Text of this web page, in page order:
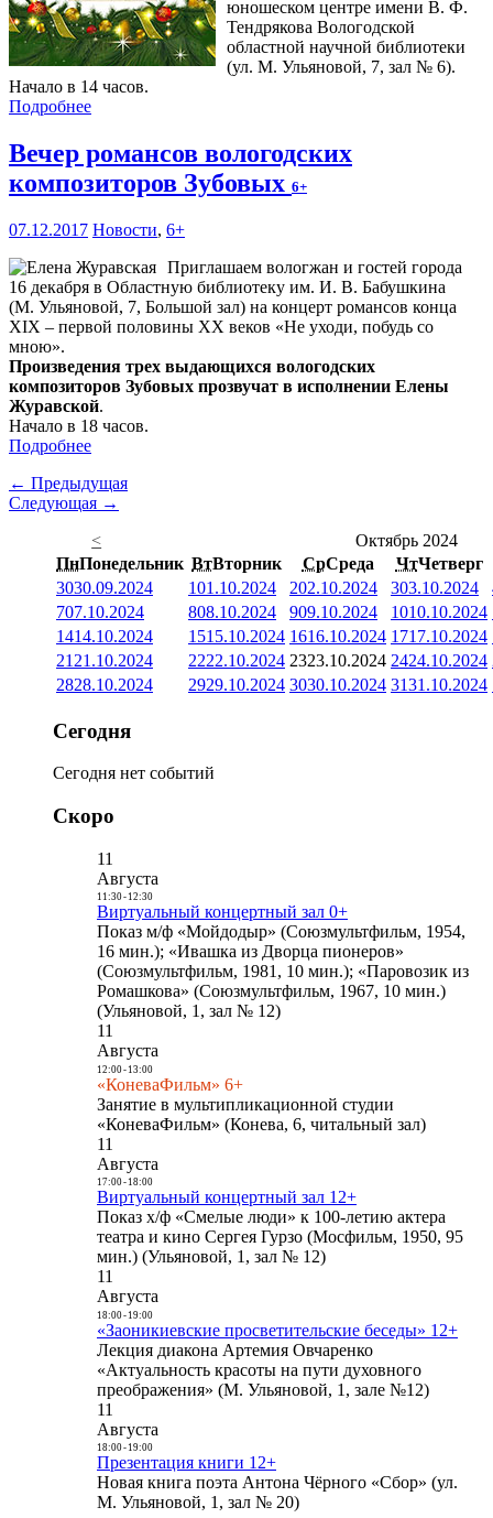
юношеском центре имени В. Ф.
Тендрякова Вологодской
областной научной библиотеки
(ул. М. Ульяновой, 7, зал № 6).
Начало в 14 часов.
Подробнее
Вечер романсов вологодских
композиторов Зубовых 6+
07.12.2017 Новости, 6+
Приглашаем вологжан и гостей города
16 декабря в Областную библиотеку им. И. В. Бабушкина
(М. Ульяновой, 7, Большой зал) на концерт романсов конца
XIX – первой половины XX веков «Не уходи, побудь со
мною».
Произведения трех выдающихся вологодских
композиторов Зубовых прозвучат в исполнении Елены
Журавской.
Начало в 18 часов.
Подробнее
← Предыдущая
Следующая →
<
Октябрь 2024
ПнПонедельник ВтВторник СрСреда ЧтЧетверг
3030.09.2024 101.10.2024 202.10.2024 303.10.2024
707.10.2024 808.10.2024 909.10.2024 1010.10.2024
1414.10.2024 1515.10.2024 1616.10.2024 1717.10.2024
21 21.10.2024 2222.10.2024 2323.10.2024 2424.10.2024
2828.10.2024 2929.10.2024 3030.10.2024 3131.10.2024
Сегодня
Сегодня нет событий
Скоро
11
Августа
11:30- 12:30
Виртуальный концертный зал 0+
Показ м/ф «Мойдодыр» (Союзмультфильм, 1954,
16 мин.); «Ивашка из Дворца пионеров»
(Союзмультфильм, 1981, 10 мин.); «Паровозик из
Ромашкова» (Союзмультфильм, 1967, 10 мин.)
(Ульяновой, 1, зал № 12)
11
Августа
12:00- 13:00
«КоневаФильм» 6+
Занятие в мультипликационной студии
«КоневаФильм» (Конева, 6, читальный зал)
11
Августа
17:00- 18:00
Виртуальный концертный зал 12+
Показ х/ф «Смелые люди» к 100-летию актера
театра и кино Сергея Гурзо (Мосфильм, 1950, 95
мин.) (Ульяновой, 1, зал № 12)
11
Августа
18:00- 19:00
«Заоникиевские просветительские беседы» 12+
Лекция диакона Артемия Овчаренко
«Актуальность красоты на пути духовного
преображения» (М. Ульяновой, 1, зале №12)
11
Августа
18:00- 19:00
Презентация книги 12+
Новая книга поэта Антона Чёрного «Сбор» (ул.
М. Ульяновой, 1, зал № 20)